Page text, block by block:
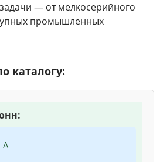
— от мелкосерийного
промышленных
каталогу:
A